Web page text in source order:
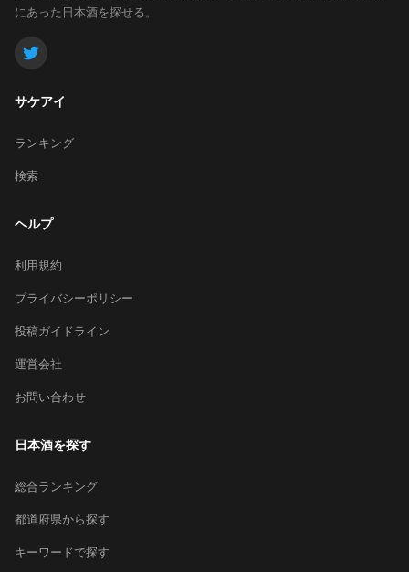
にあった日本酒を探せる。
サケアイ
ランキング
検索
ヘルプ
利用規約
プライバシーポリシー
投稿ガイドライン
運営会社
お問い合わせ
日本酒を探す
総合ランキング
都道府県から探す
キーワードで探す